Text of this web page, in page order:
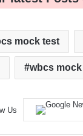
mock test
wbcs
Us